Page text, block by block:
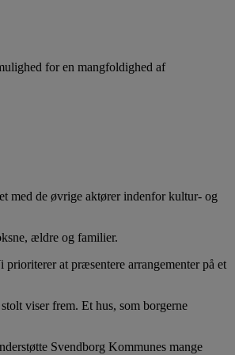
for en mangfoldighed af
med de øvrige aktører indenfor kultur- og
ældre og familier.
at præsentere arrangementer på et
viser frem. Et hus, som borgerne
Svendborg Kommunes mange